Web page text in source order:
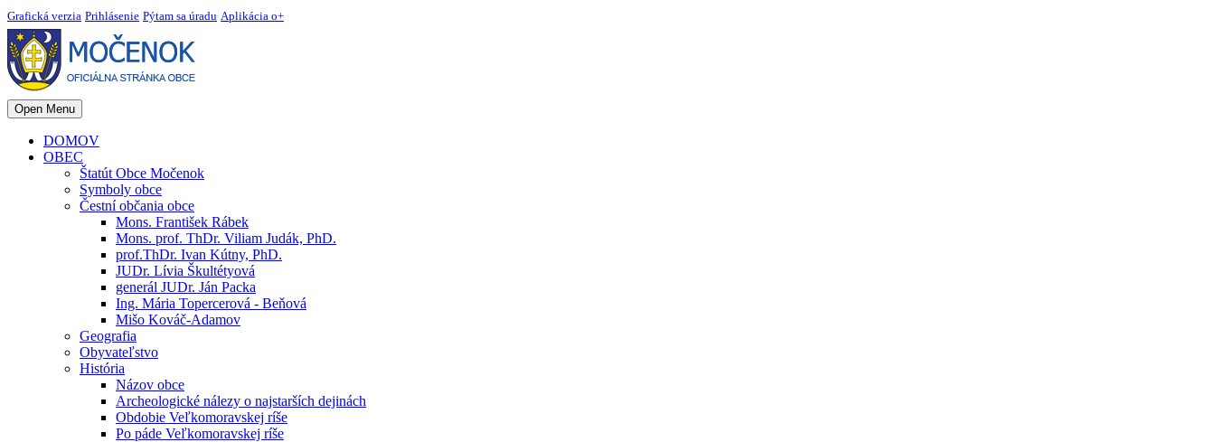
Grafická verzia Prihlásenie Pýtam sa úradu Aplikácia o+
Open Menu
DOMOV
OBEC
Štatút Obce Močenok
Symboly obce
Čestní občania obce
Mons. František Rábek
Mons. prof. ThDr. Viliam Judák, PhD.
prof.ThDr. Ivan Kútny, PhD.
JUDr. Lívia Škultétyová
generál JUDr. Ján Packa
Ing. Mária Topercerová - Beňová
Mišo Kováč-Adamov
Geografia
Obyvateľstvo
História
Názov obce
Archeologické nálezy o najstarších dejinách
Obdobie Veľkomoravskej ríše
Po páde Veľkomoravskej ríše